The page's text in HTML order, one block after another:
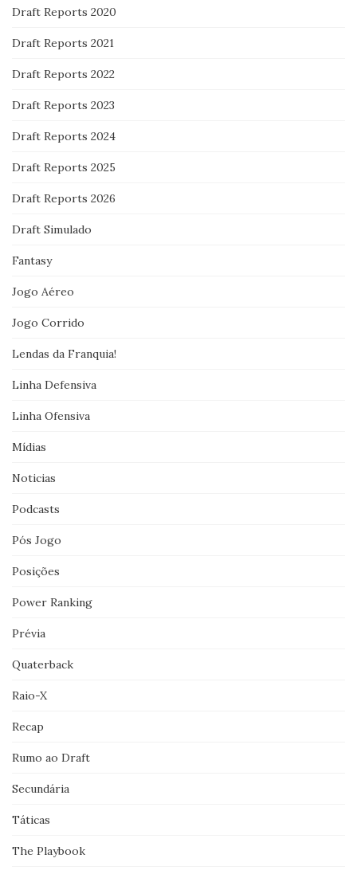
Draft Reports 2020
Draft Reports 2021
Draft Reports 2022
Draft Reports 2023
Draft Reports 2024
Draft Reports 2025
Draft Reports 2026
Draft Simulado
Fantasy
Jogo Aéreo
Jogo Corrido
Lendas da Franquia!
Linha Defensiva
Linha Ofensiva
Mídias
Noticias
Podcasts
Pós Jogo
Posições
Power Ranking
Prévia
Quaterback
Raio-X
Recap
Rumo ao Draft
Secundária
Táticas
The Playbook